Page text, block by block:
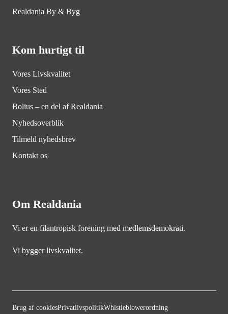
Realdania By & Byg
Kom hurtigt til
Vores Livskvalitet
Vores Sted
Bolius – en del af Realdania
Nyhedsoverblik
Tilmeld nyhedsbrev
Kontakt os
Om Realdania
Vi er en filantropisk forening med medlemsdemokrati.
Vi bygger livskvalitet.
Brug af cookiesPrivatlivspolitikWhistleblowerordning